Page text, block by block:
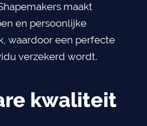
maakt
en persoonlijke
waardoor een perfecte
verzekerd wordt.
kwaliteit